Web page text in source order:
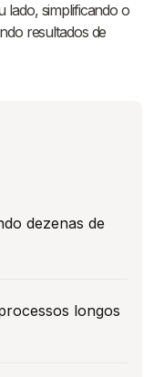
lado, simplificando o
resultados de
dezenas de
longos